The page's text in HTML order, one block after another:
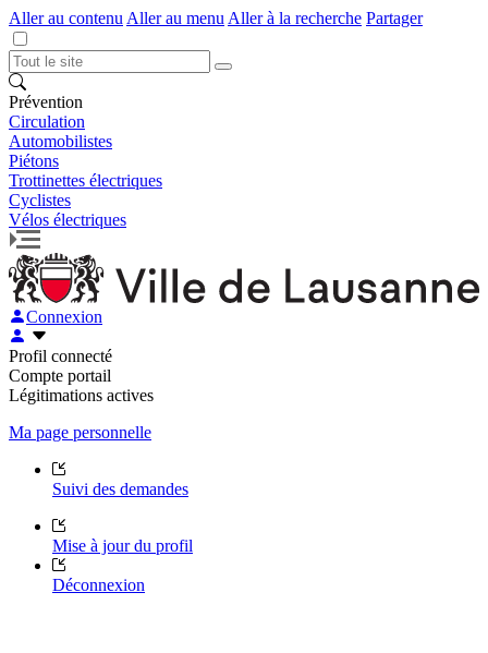
Aller au contenu Aller au menu Aller à la recherche Partager
Prévention
Circulation
Automobilistes
Piétons
Trottinettes électriques
Cyclistes
Vélos électriques
Connexion
Profil connecté
Compte portail
Légitimations actives
Ma page personnelle
Suivi des demandes
Mise à jour du profil
Déconnexion